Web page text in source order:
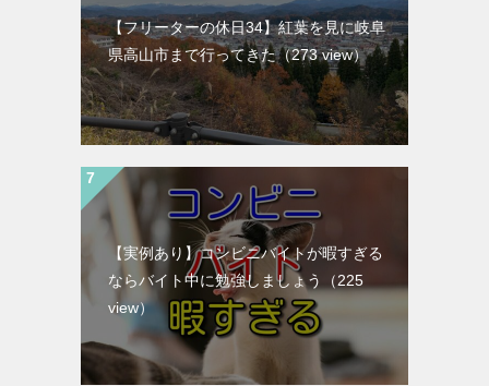
【フリーターの休日34】紅葉を見に岐阜
県高山市まで行ってきた（273 view）
【実例あり】コンビニバイトが暇すぎる
ならバイト中に勉強しましょう
（225
view）